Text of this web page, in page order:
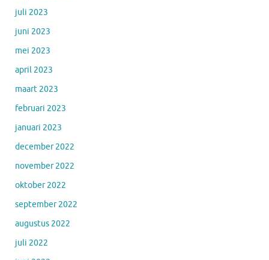
juli 2023
juni 2023
mei 2023
april 2023
maart 2023
februari 2023
januari 2023
december 2022
november 2022
oktober 2022
september 2022
augustus 2022
juli 2022